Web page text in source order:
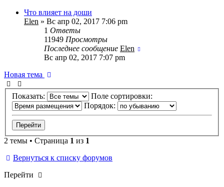
Что влияет на доши
Elen » Вс апр 02, 2017 7:06 pm
1 Ответы
11949 Просмотры
Последнее сообщение Elen
Вс апр 02, 2017 7:07 pm
Новая тема
Показать:
Поле сортировки:
Порядок:
2 темы • Страница 1 из 1
Вернуться к списку форумов
Перейти